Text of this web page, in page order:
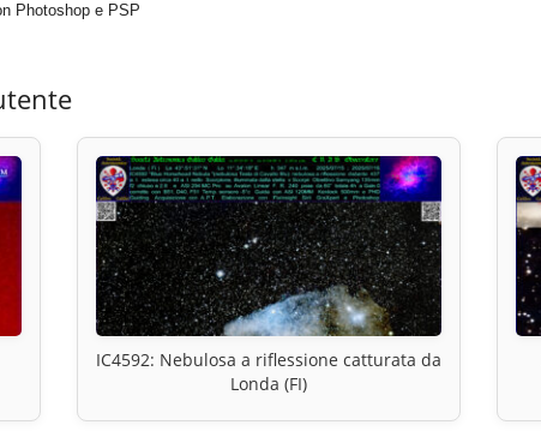
Photoshop e PSP
IC4592: Nebulosa a riflessione catturata da
Londa (FI)